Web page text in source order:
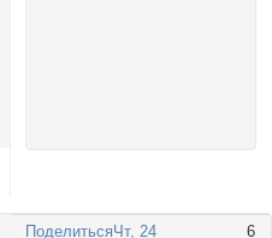
Поделиться 6
Чт, 24